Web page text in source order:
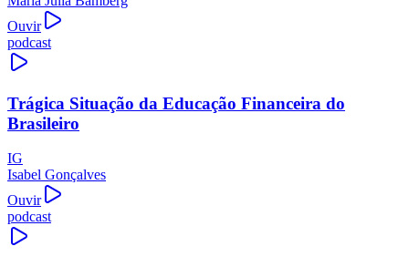
Ouvir
podcast
Trágica Situação da Educação Financeira do
Brasileiro
IG
Isabel Gonçalves
Ouvir
podcast